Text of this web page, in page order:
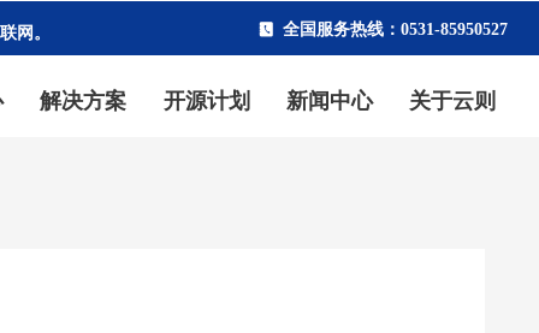
解决方案 开源计划 新闻中心 关于云则
网。 끐 全国服务热线：0531-85950527